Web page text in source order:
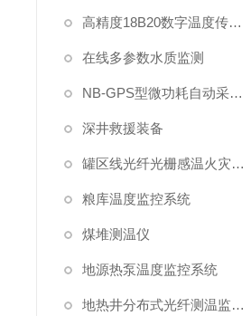
高精度18B20数字温度传感器
在线多参数水质监测
NB-GPS型微功耗自动采集系统
深井救援装备
罐区线光纤光栅感温火灾探测系统
粮库温度监控系统
煤堆测温仪
地源热泵温度监控系统
地热井分布式光纤测温监测系统